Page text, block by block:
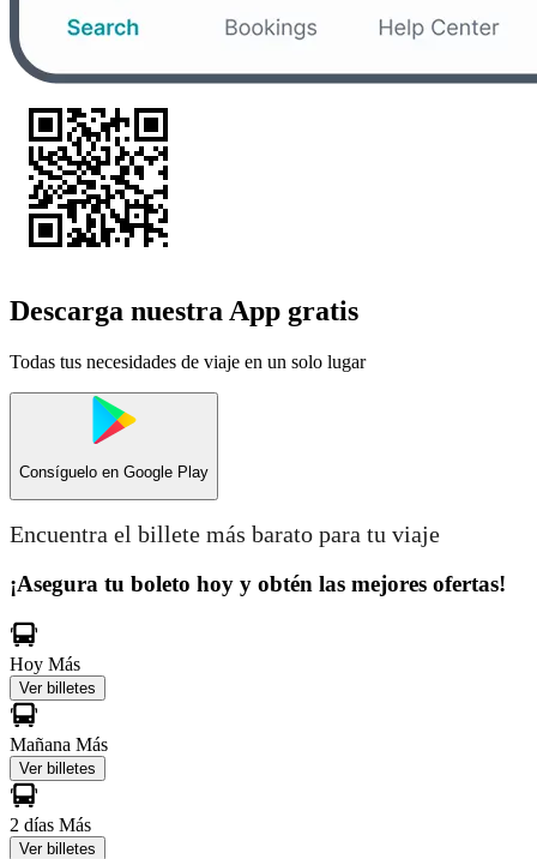
Descarga nuestra App gratis
Todas tus necesidades de viaje en un solo lugar
Consíguelo en Google Play
Encuentra el billete más barato para tu viaje
¡Asegura tu boleto hoy y obtén las mejores ofertas!
Hoy Más
Ver billetes
Mañana Más
Ver billetes
2 días Más
Ver billetes